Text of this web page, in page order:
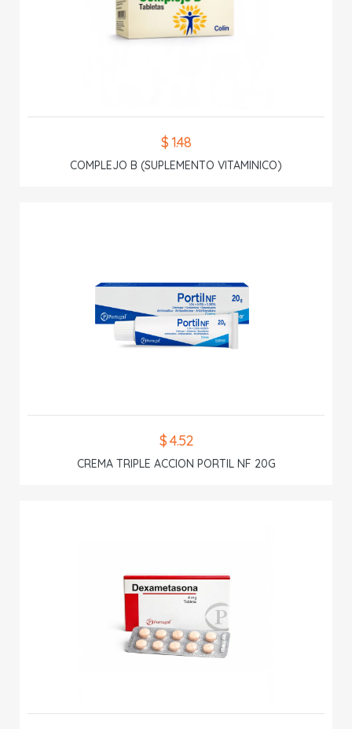
$ 1.48
COMPLEJO B (SUPLEMENTO VITAMINICO)
$ 4.52
CREMA TRIPLE ACCION PORTIL NF 20G